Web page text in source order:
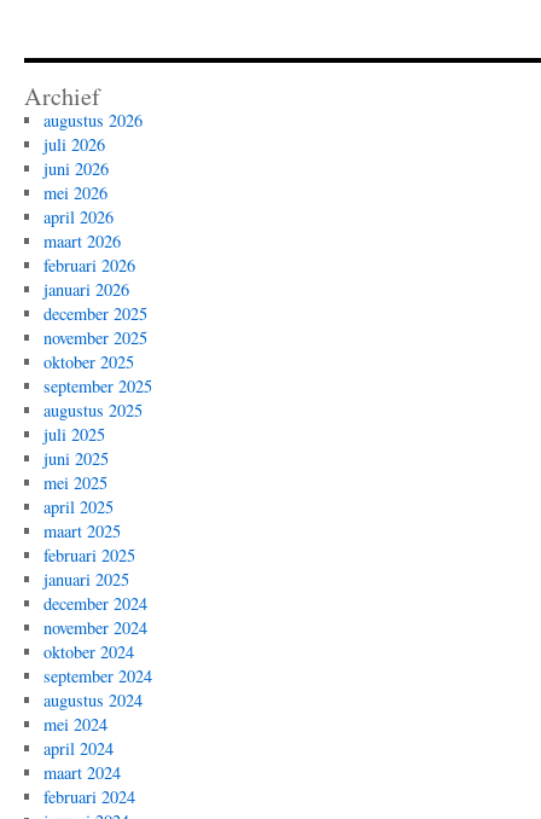
Archief
augustus 2026
juli 2026
juni 2026
mei 2026
april 2026
maart 2026
februari 2026
januari 2026
december 2025
november 2025
oktober 2025
september 2025
augustus 2025
juli 2025
juni 2025
mei 2025
april 2025
maart 2025
februari 2025
januari 2025
december 2024
november 2024
oktober 2024
september 2024
augustus 2024
mei 2024
april 2024
maart 2024
februari 2024